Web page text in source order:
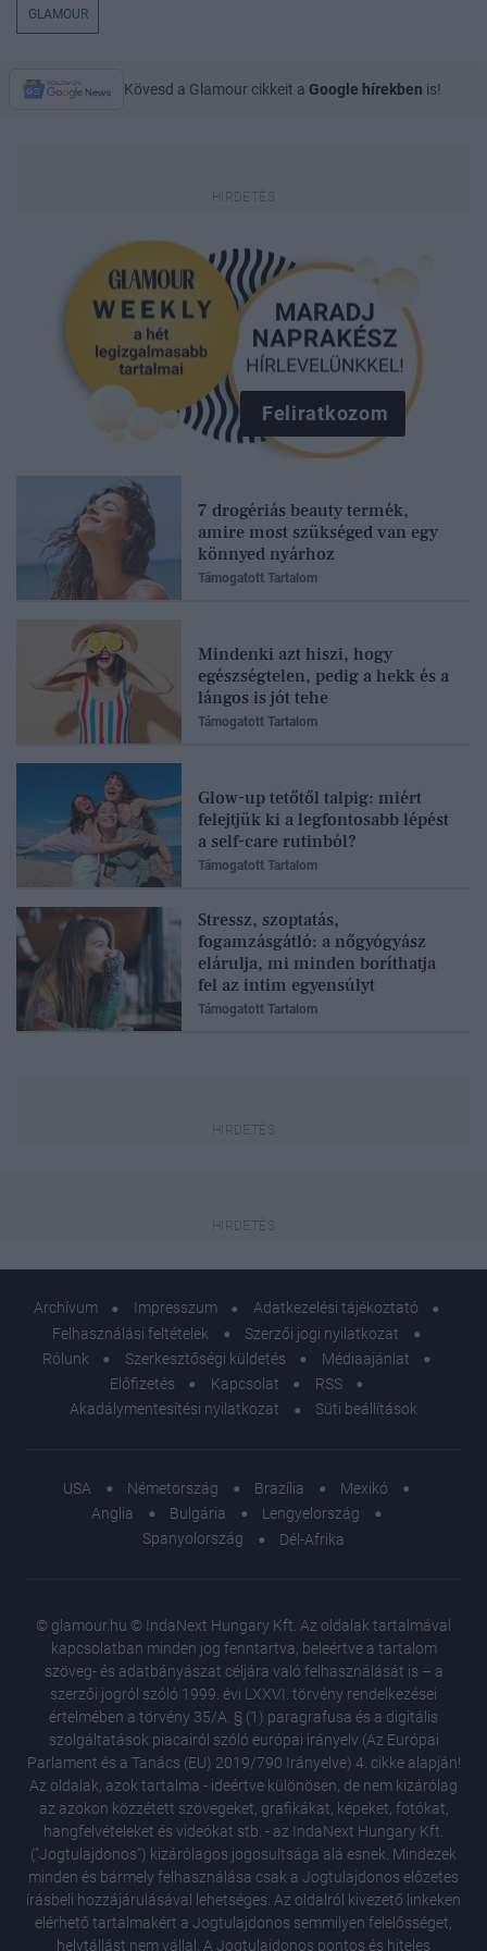
GLAMOUR
Kövesd a Glamour cikkeit a Google hírekben is!
Feliratkozom
7 drogériás beauty termék,
amire most szükséged van egy
könnyed nyárhoz
Támogatott Tartalom
Mindenki azt hiszi, hogy
egészségtelen, pedig a hekk és a
lángos is jót tehe
Támogatott Tartalom
Glow-up tetőtől talpig: miért
felejtjük ki a legfontosabb lépést
a self-care rutinból?
Támogatott Tartalom
Stressz, szoptatás,
fogamzásgátló: a nőgyógyász
elárulja, mi minden boríthatja
fel az intim egyensúlyt
Támogatott Tartalom
Archívum Impresszum
Adatkezelési tájékoztató
Felhasználási feltételek
Szerzői jogi nyilatkozat
Rólunk
Szerkesztőségi küldetés
Médiaajánlat
Előfizetés
Kapcsolat
RSS
Akadálymentesítési nyilatkozat
Süti beállítások
USA Németország Brazília
Mexikó
Anglia
Bulgária
Lengyelország
Spanyolország
Dél-Afrika
© glamour.hu © IndaNext Hungary Kft. Az oldalak tartalmával
kapcsolatban minden jog fenntartva, beleértve a tartalom
szöveg- és adatbányászat céljára való felhasználását is – a
szerzői jogról szóló 1999. évi LXXVI. törvény rendelkezései
értelmében a törvény 35/A. § (1) paragrafusa és a digitális
szolgáltatások piacairól szóló európai irányelv (Az Európai
Parlament és a Tanács (EU) 2019/790 Irányelve) 4. cikke alapján!
Az oldalak, azok tartalma - ideértve különösen, de nem kizárólag
az azokon közzétett szövegeket, grafikákat, képeket, fotókat,
hangfelvételeket és videókat stb. - az IndaNext Hungary Kft.
("Jogtulajdonos") kizárólagos jogosultsága alá esnek. Mindezek
minden és bármely felhasználása csak a Jogtulajdonos előzetes
írásbeli hozzájárulásával lehetséges. Az oldalról kivezető linkeken
elérhető tartalmakért a Jogtulajdonos semmilyen felelősséget,
helytállást nem vállal. A Jogtulajdonos pontos és hiteles